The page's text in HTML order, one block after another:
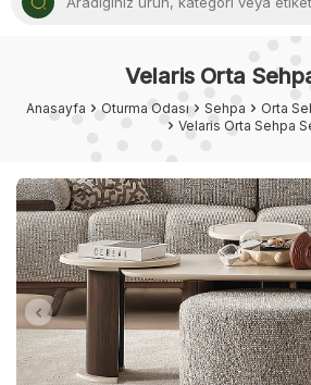
Velaris Orta
Anasayfa Oturma Odası Sehpa Orta
Velaris Orta Sehpa